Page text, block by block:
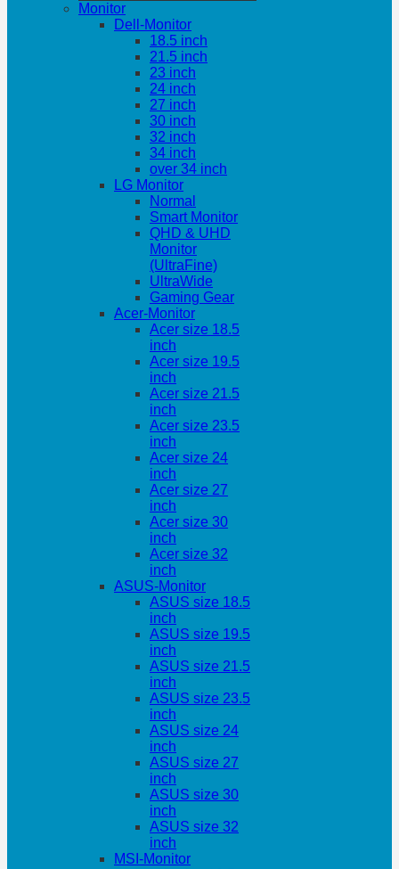
Monitor
Dell-Monitor
18.5 inch
21.5 inch
23 inch
24 inch
27 inch
30 inch
32 inch
34 inch
over 34 inch
LG Monitor
Normal
Smart Monitor
QHD & UHD
Monitor
(UltraFine)
UltraWide
Gaming Gear
Acer-Monitor
Acer size 18.5
inch
Acer size 19.5
inch
Acer size 21.5
inch
Acer size 23.5
inch
Acer size 24
inch
Acer size 27
inch
Acer size 30
inch
Acer size 32
inch
ASUS-Monitor
ASUS size 18.5
inch
ASUS size 19.5
inch
ASUS size 21.5
inch
ASUS size 23.5
inch
ASUS size 24
inch
ASUS size 27
inch
ASUS size 30
inch
ASUS size 32
inch
MSI-Monitor